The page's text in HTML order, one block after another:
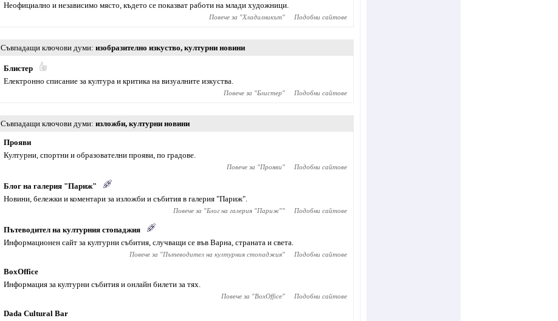
Неофициално и независимо място, където се показват работи на млади художници.
Повече за "Хладилникът" Подобни сайтове
Съвпадащи ключови думи изобразително изкуство, културни новини
Блистер
Електронно списание за култура и критика на визуалните изкуства.
Повече за "Блистер" Подобни сайтове
Съвпадащи ключови думи изложби, културни новини
Прояви
Културни, спортни и образователни прояви, по градове.
Повече за "Прояви" Подобни сайтове
Блог на галерия "Париж"
Новини, бележки и коментари за изложби и събития в галерия "Париж".
Повече за "Блог на галерия "Париж"" Подобни сайтове
Пътеводител на културния стопаджия
Информационен сайт за културни събития, случващи се във Варна, страната и света.
Повече за "Пътеводител на културния стопаджия" Подобни сайтове
BoxOffice
Информация за културни събития и онлайн билети за тях.
Повече за "BoxOffice" Подобни сайтове
Dada Cultural Bar